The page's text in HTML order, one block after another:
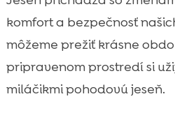
komfort a bezpečnosť
môžeme prežiť krásne
pripravenom prostredí si
miláčikmi pohodovú jeseň.